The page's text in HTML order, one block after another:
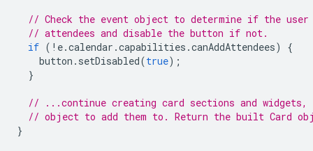
// Check the event object to determine if the user
// attendees and disable the button if not.
if ( ! e.calendar .capabilities .canAddAttendees)
{
button . setDisabled(true);
}
// ...continue creating card sections and widgets,
// object to add them to. Return the built Card
}